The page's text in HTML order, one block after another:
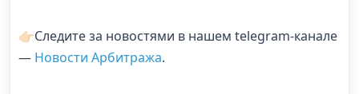
👉🏻Следите за новостями в нашем telegram-канале
— Новости Арбитража.